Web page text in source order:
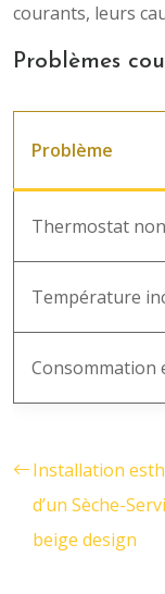
courants, leurs
Problèmes
Problème
Thermostat
Température
Consommation
Installation
d’un Sèche-
beige design